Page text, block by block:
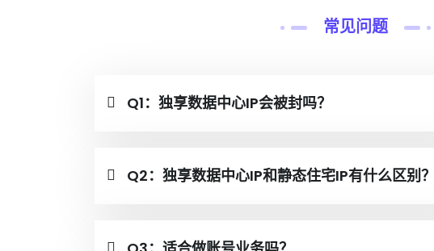
常见问题
Q1：独享数据中心IP会被封吗？
Q2：独享数据中心IP和静态住宅IP有什么区别？